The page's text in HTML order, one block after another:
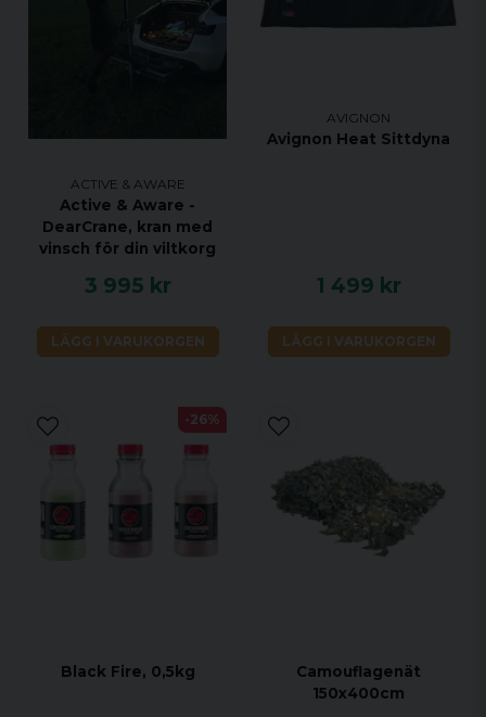
ACTIVE & AWARE
Active & Aware -
DearCrane, kran med
vinsch för din viltkorg
3 995 kr
LÄGG I VARUKORGEN
AVIGNON
Avignon Heat Sittdyna
1 499 kr
LÄGG I VARUKORGEN
Black Fire, 0,5kg
-26%
Camouflagenät
150x400cm